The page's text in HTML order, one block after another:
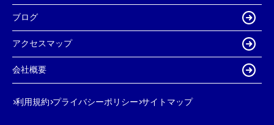
ブログ
アクセスマップ
会社概要
利用規約 プライバシーポリシー サイトマップ